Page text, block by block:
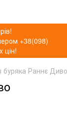
+38(098)
цін!
буряка Раннє Диво